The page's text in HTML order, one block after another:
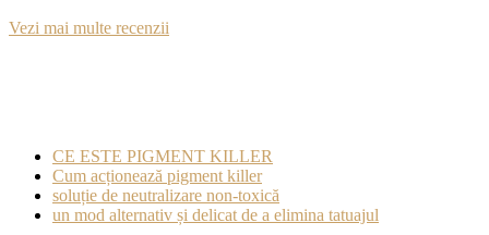
Vezi mai multe recenzii
CE ESTE PIGMENT KILLER
Cum acționează pigment killer
soluție de neutralizare non-toxică
un mod alternativ și delicat de a elimina tatuajul